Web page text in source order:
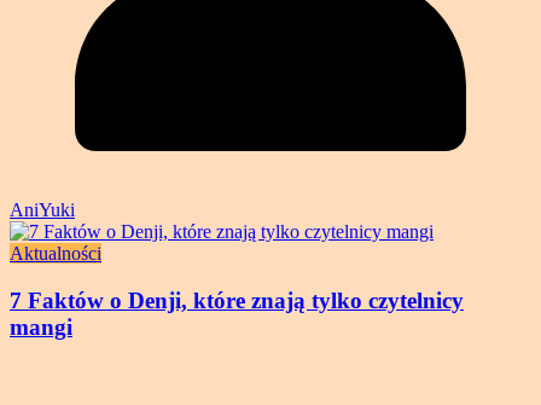
AniYuki
Aktualności
7 Faktów o Denji, które znają tylko czytelnicy
mangi